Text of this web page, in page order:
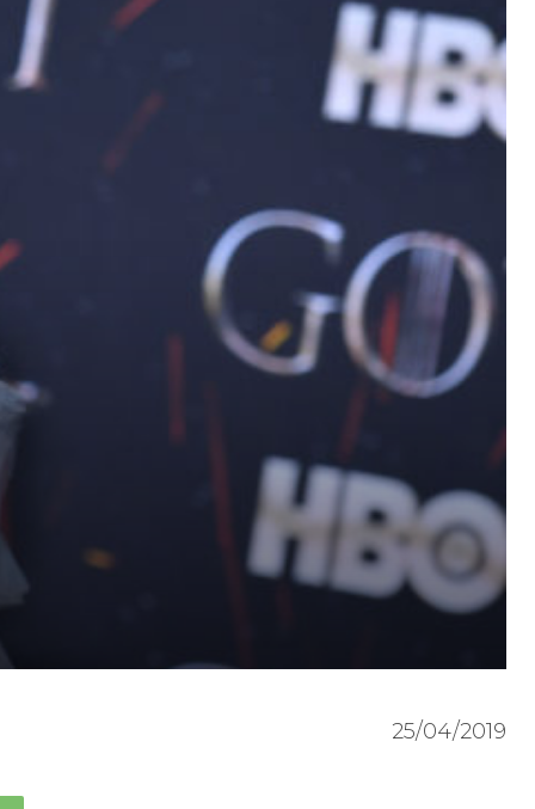
25/04/2019